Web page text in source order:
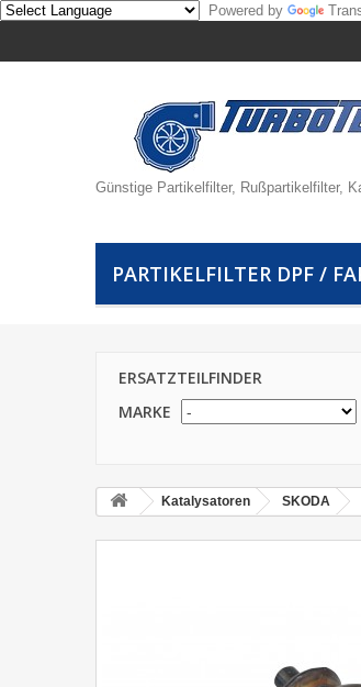
Powered by
Günstige Partikelfilter, Rußpartikelfilter,
PARTIKELFILTER DPF /
ERSATZTEILFINDER
MARKE
Katalysatoren SKODA